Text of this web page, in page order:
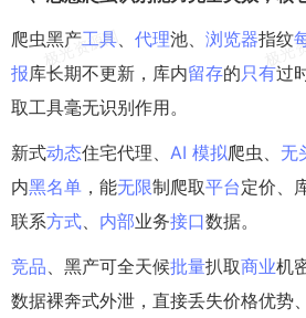
爬虫黑产工具 代理池、 浏览器指纹
报库长期不更新，库内留存的 只有过
取工具毫无识别作用。
新式动态住宅代理、 AI 模拟爬虫、 无
内黑名单 ，能无限制爬取平台定价、
联系方式 内部业务接口数据。
竞品 、黑产可全天候批量扒取商业机
数据裸奔式外泄，直接丢失价格优势、